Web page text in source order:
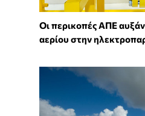
Οι περικοπές ΑΠΕ
αερίου στην